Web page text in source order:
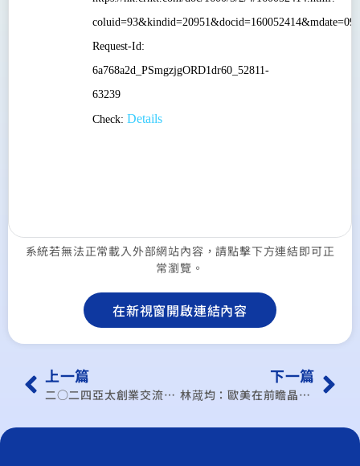
系統若無法正常載入外部網站內容，請點擊下方連結即可正
常瀏覽。
在新視窗開啟連結內容
上一篇
二○二四亞太創業交流年會—國際經貿趨勢x跨界交流x 商機媒合 供應鏈重組下，前進東協能善用人脈與通路、整合資源者將緊握商機
下一篇
林蒧均：歐美在前瞻晶片領域布局 影響深遠